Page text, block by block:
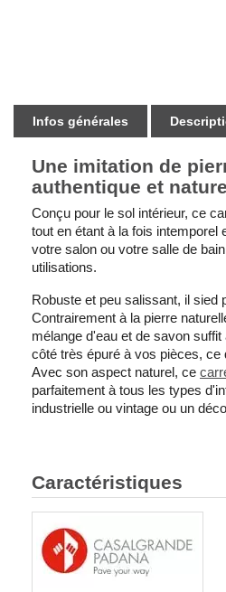
Infos générales
Une imitation de
authentique et
Conçu pour le sol intérieur, ce
tout en étant à la fois
votre salon ou votre salle de
utilisations.
Robuste et peu salissant, il sied
Contrairement à la pierre
mélange d'eau et de savon
côté très épuré à vos pièces, ce
Avec son aspect naturel, ce
parfaitement à tous les types
industrielle ou vintage ou un
Caractéristiques